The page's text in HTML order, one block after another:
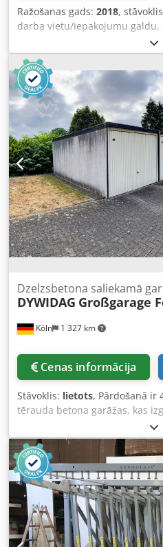
Ražošanas gads: 2018,
darba vietu/iepakojumu galdu,
par vienu gabalu, sākot no
iekļaujot iekraušanu! Līdz 5
gabaliem: 350,00 € Līdz 25
partijas gadījumā: 275,00 €
izmēri: platums 1,20 m x
apmēram 85 cm –
vismaz 4 gabali) Cena par
Ražotājs: nezināms Tips:
Ražošanas gads: 2018 Galda
dziļums 90 cm Galda
augstums, piemēram, 85–90
Ar monitora stiprinājumu
An Ijrf Aizmugurē
un plauktu Augšpusē ar apaļu
audumu izstrādājumu
aptuveni no 2026. gada
Köln 1 327 km
Dzelzsbetona saliekamā
DYWIDAG Großgarage
Cenas informācija
Stāvoklis: lietots, Pārdošanā ir
tērauda betona garāžas, kas
pārbaudīto DYWIDAG sistēmu.
atsevišķas vai kā rindas
apstiprinājumu, atsevišķa
principāli iespējama, ja
atbilst tipa statikai. Tehniskie
Widmann AG (DYWIDAG
ražota tērauda betona garāža
Izpildījums: Atsevišķa vai
(platums × augstums ×